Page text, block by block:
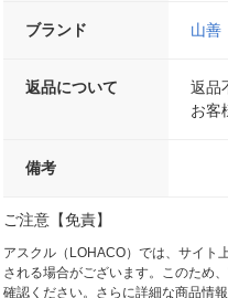
ブランド 山善
返品について
返品
お客
備考
ご注意【免責】
アスクル（LOHACO）では、サイト
される場合がございます。このため
確認ください。さらに詳細な商品情